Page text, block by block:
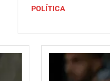
POLÍTICA